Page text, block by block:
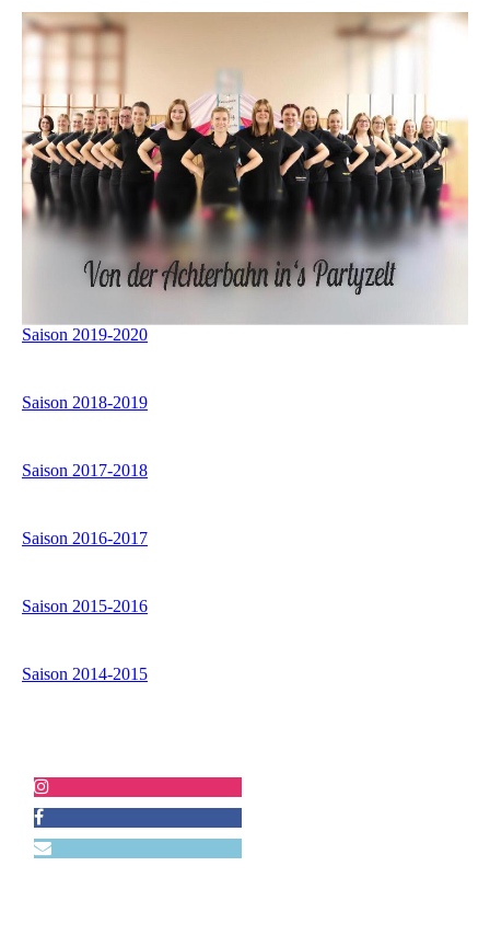
Saison 2019-2020
Saison 2018-2019
Saison 2017-2018
Saison 2016-2017
Saison 2015-2016
Saison 2014-2015